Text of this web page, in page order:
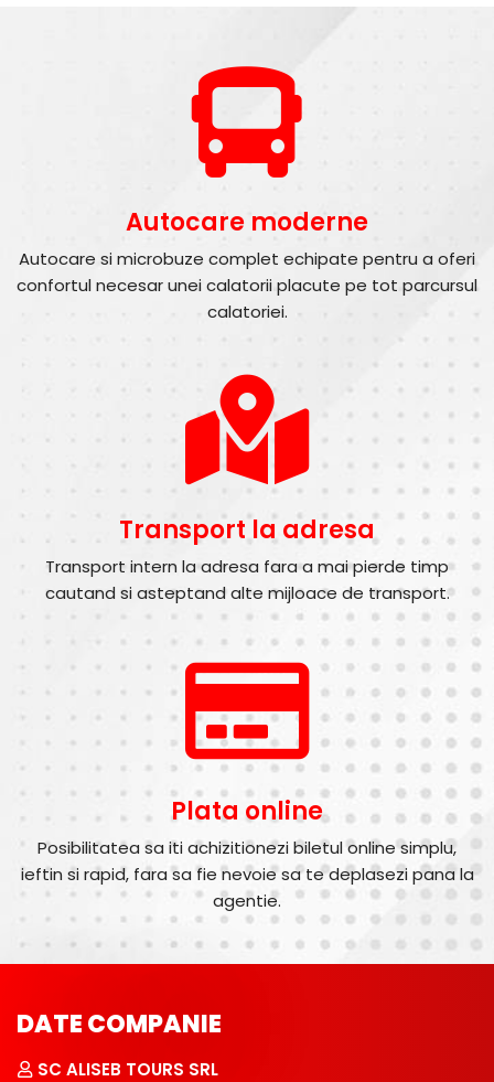
Autocare moderne
Autocare si microbuze complet echipate pentru a oferi
confortul necesar unei calatorii placute pe tot parcursul
calatoriei.
Transport la adresa
Transport intern la adresa fara a mai pierde timp
cautand si asteptand alte mijloace de transport.
Plata online
Posibilitatea sa iti achizitionezi biletul online simplu,
ieftin si rapid, fara sa fie nevoie sa te deplasezi pana la
agentie.
DATE COMPANIE
SC ALISEB TOURS SRL